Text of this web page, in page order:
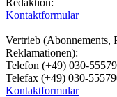
Kontaktformular
Vertrieb (Abonnements,
Reklamationen):
Telefon (+49) 030-
Telefax (+49) 030-
Kontaktformular